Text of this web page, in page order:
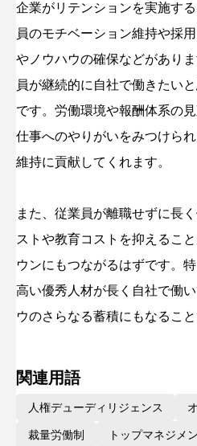
企業がリテンションを実施す
員のモチベーション維持や採
やノウハウの確保などがあり
員が継続的に自社で働きたい
です。労働環境や報酬体系の
仕事へのやりがいをみつけら
維持に貢献してくれます。
また、従業員が離職せずに長
ストや教育コストを抑えるこ
ウンにもつながるはずです。
高い優秀人材が長く自社で働
ウのさらなる蓄積にもなること
関連用語
人権デューディリジェンス
裁量労働制 トップマネジメ